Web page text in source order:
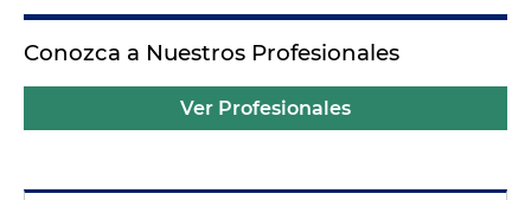
Conozca a Nuestros Profesionales
Ver Profesionales